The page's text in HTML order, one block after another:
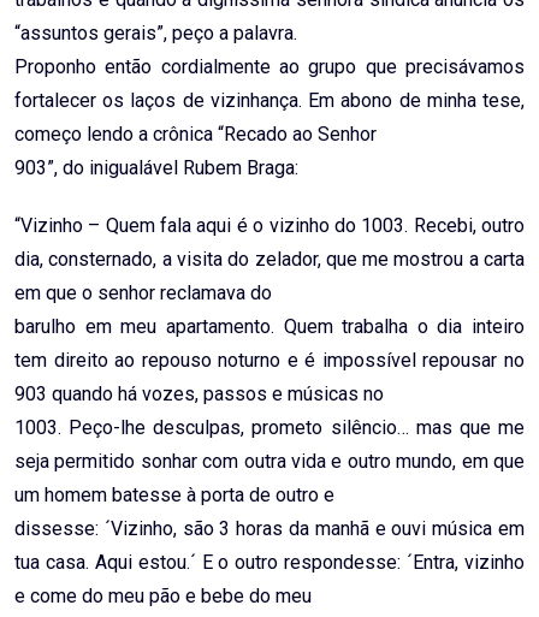
“assuntos gerais”, peço a palavra.
Proponho então cordialmente ao grupo que precisávamos
fortalecer os laços de vizinhança. Em abono de minha tese,
começo lendo a crônica “Recado ao Senhor
903”, do inigualável Rubem Braga:
“Vizinho – Quem fala aqui é o vizinho do 1003. Recebi, outro
dia, consternado, a visita do zelador, que me mostrou a carta
em que o senhor reclamava do
barulho em meu apartamento. Quem trabalha o dia inteiro
tem direito ao repouso noturno e é impossível repousar no
903 quando há vozes, passos e músicas no
1003. Peço-lhe desculpas, prometo silêncio… mas que me
seja permitido sonhar com outra vida e outro mundo, em que
um homem batesse à porta de outro e
dissesse: ´Vizinho, são 3 horas da manhã e ouvi música em
tua casa. Aqui estou.´ E o outro respondesse: ´Entra, vizinho
e come do meu pão e bebe do meu